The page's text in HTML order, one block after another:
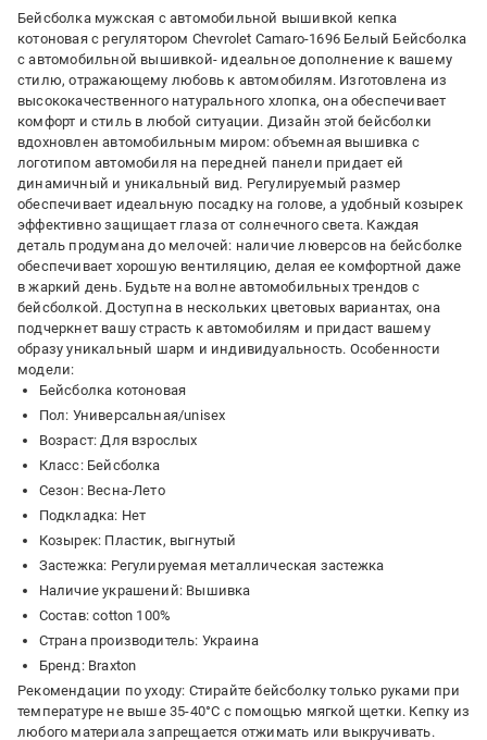
Бейсболка мужская с автомобильной вышивкой кепка
котоновая с регулятором Chevrolet Camaro-1696 Белый Бейсболка
с автомобильной вышивкой- идеальное дополнение к вашему
стилю, отражающему любовь к автомобилям. Изготовлена из
высококачественного натурального хлопка, она обеспечивает
комфорт и стиль в любой ситуации. Дизайн этой бейсболки
вдохновлен автомобильным миром: объемная вышивка с
логотипом автомобиля на передней панели придает ей
динамичный и уникальный вид. Регулируемый размер
обеспечивает идеальную посадку на голове, а удобный козырек
эффективно защищает глаза от солнечного света. Каждая
деталь продумана до мелочей: наличие люверсов на бейсболке
обеспечивает хорошую вентиляцию, делая ее комфортной даже
в жаркий день. Будьте на волне автомобильных трендов с
бейсболкой. Доступна в нескольких цветовых вариантах, она
подчеркнет вашу страсть к автомобилям и придаст вашему
образу уникальный шарм и индивидуальность. Особенности
модели:
Бейсболка котоновая
Пол: Универсальная/unisex
Возраст: Для взрослых
Класс: Бейсболка
Сезон: Весна-Лето
Подкладка: Нет
Козырек: Пластик, выгнутый
Застежка: Регулируемая металлическая застежка
Наличие украшений: Вышивка
Состав: cotton 100%
Страна производитель: Украина
Бренд: Braxton
Рекомендации по уходу: Стирайте бейсболку только руками при
температуре не выше 35-40°C с помощью мягкой щетки. Кепку из
любого материала запрещается отжимать или выкручивать.